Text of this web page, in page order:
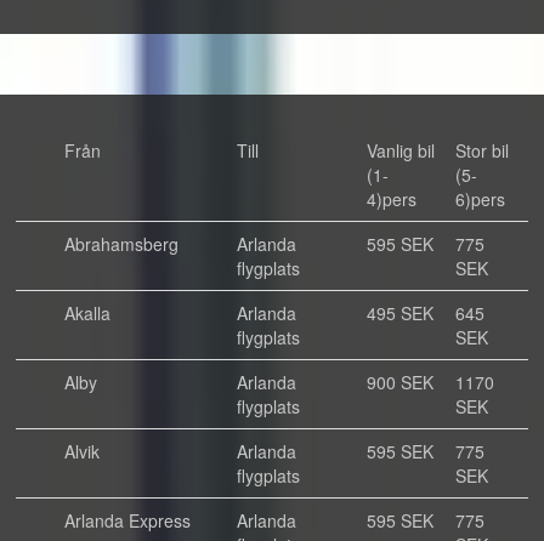
Från Till
Vanlig bil
(1-
4)pers
Stor bil
(5-
6)pers
Abrahamsberg
Arlanda
flygplats
595 SEK
775
SEK
Akalla
Arlanda
flygplats
495 SEK
645
SEK
Alby
Arlanda
flygplats
900 SEK
1170
SEK
Alvik
Arlanda
flygplats
595 SEK
775
SEK
Arlanda Express
Arlanda
595 SEK
775